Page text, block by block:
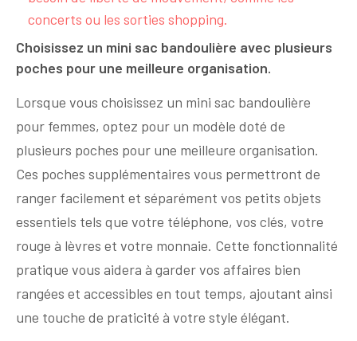
concerts ou les sorties shopping.
Choisissez un mini sac bandoulière avec plusieurs
poches pour une meilleure organisation.
Lorsque vous choisissez un mini sac bandoulière
pour femmes, optez pour un modèle doté de
plusieurs poches pour une meilleure organisation.
Ces poches supplémentaires vous permettront de
ranger facilement et séparément vos petits objets
essentiels tels que votre téléphone, vos clés, votre
rouge à lèvres et votre monnaie. Cette fonctionnalité
pratique vous aidera à garder vos affaires bien
rangées et accessibles en tout temps, ajoutant ainsi
une touche de praticité à votre style élégant.